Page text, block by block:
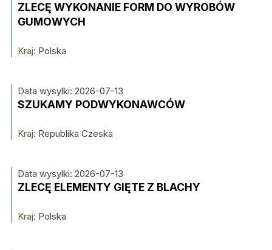
ZLECĘ WYKONANIE FORM DO WYROBÓW
GUMOWYCH
Kraj: Polska
Data wysylki: 2026-07-13
SZUKAMY PODWYKONAWCÓW
Kraj: Republika Czeska
Data wysylki: 2026-07-13
ZLECĘ ELEMENTY GIĘTE Z BLACHY
Kraj: Polska